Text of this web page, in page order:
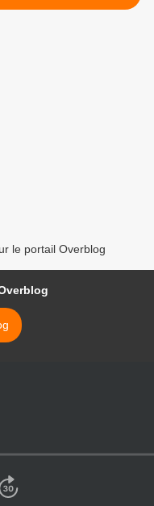
tant d' autres#32 >
le portail Overblog